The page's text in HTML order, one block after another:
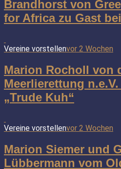
Brandhorst von
for Africa zu Gast
Vereine vorstellenvor 2 Wochen
Marion Rocholl von
Meerlierettung
„Trude Kuh“
Vereine vorstellenvor 2 Wochen
Marion Siemer und
Lübbermann vom